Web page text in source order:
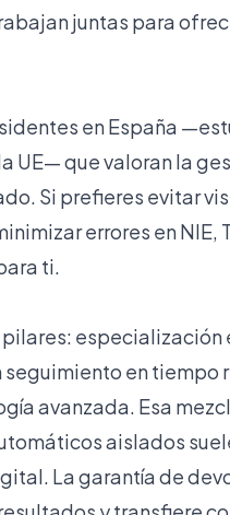
juntas para
en España
UE— que valoran la
Si prefieres evitar
errores en NIE,
ti.
especialización
en tiempo
avanzada. Esa
aislados
La garantía de